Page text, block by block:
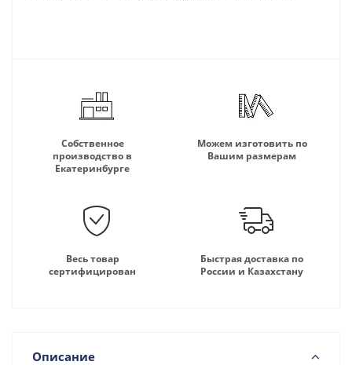
Собственное
производство в
Екатеринбурге
Можем изготовить по
Вашим размерам
Весь товар
сертифицирован
Быстрая доставка по
России и Казахстану
Описание